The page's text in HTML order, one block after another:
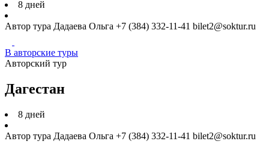
8 дней
Автор тура Дадаева Ольга +7 (384) 332-11-41 bilet2@soktur.ru
В авторские туры
Авторский тур
Дагестан
8 дней
Автор тура Дадаева Ольга +7 (384) 332-11-41 bilet2@soktur.ru